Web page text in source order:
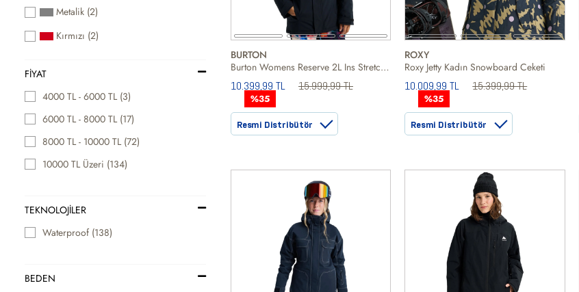
Metalik (2)
Kırmızı (2)
FIYAT
4000 TL - 6000 TL (3)
6000 TL - 8000 TL (17)
8000 TL - 10000 TL (72)
10000 TL Üzeri (134)
TEKNOLOJİLER
Waterproof (138)
BEDEN
BURTON
Burton Womens Reserve 2L Ins Stretch Slim Kadın Siyah Snowboard Ceketi
10.399,99 TL 15.999,99 TL
%35
Resmi Distribütör
ROXY
Roxy Jetty Kadın Snowboard Ceketi
10.009,99 TL 15.399,99 TL
%35
Resmi Distribütör